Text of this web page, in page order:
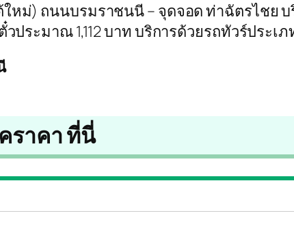
หม่) ถนนบรมราชนนี – จุดจอด ท่าฉัตรไชย
ระมาณ 1,112 บาท บริการด้วยรถทัวร์ประเภ
ราคา ที่นี่